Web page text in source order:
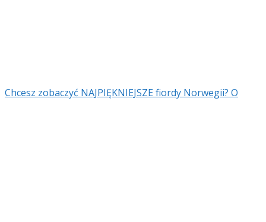
Chcesz zobaczyć NAJPIĘKNIEJSZE fiordy Norwegii? O